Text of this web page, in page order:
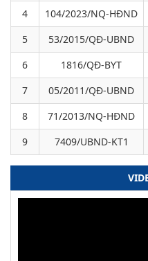
4
104/2023/NQ-HĐND
5
53/2015/QĐ-UBND
6
1816/QĐ-BYT
7
05/2011/QĐ-UBND
8
71/2013/NQ-HĐND
9
7409/UBND-KT1